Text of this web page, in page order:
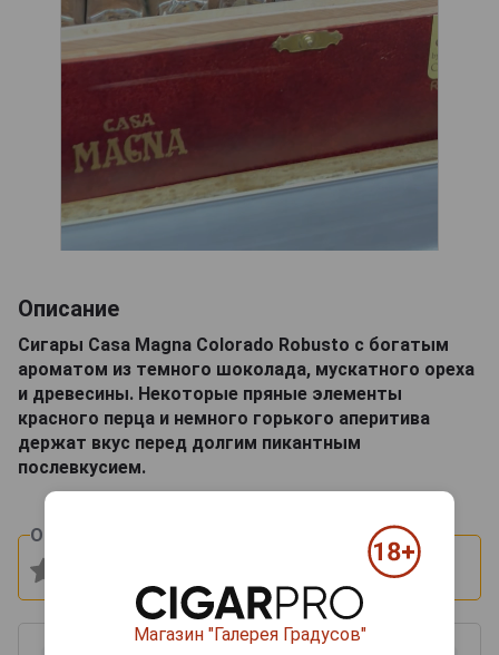
Описание
Сигары Casa Magna Colorado Robusto c богатым
ароматом из темного шоколада, мускатного ореха
и древесины. Некоторые пряные элементы
красного перца и немного горького аперитива
держат вкус перед долгим пикантным
послевкусием.
Оцените и напишите отзыв:
Магазин "Галерея Градусов"